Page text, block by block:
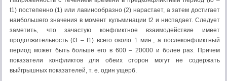
t1) постепенно (1) или лавинообразно (2) нарастает, а затем достигает
наибольшего значения в момент кульминации t2 и ниспадает. Следует
заметить, что зачастую конфликтное взаимодействие имеет
продолжительность (t3 – t1) всего около 1 мин., а послеконфликтный
период может быть больше его в 600 – 20000 и более раз. Причем
показатели конфликтов для обеих сторон могут не содержать
выйгрышных показателей, т. е. один ущерб.